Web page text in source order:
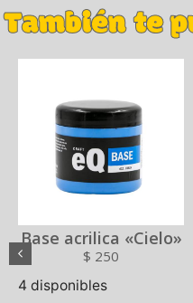
También te
Base acrilica «Cielo»
$ 250
4 disponibles